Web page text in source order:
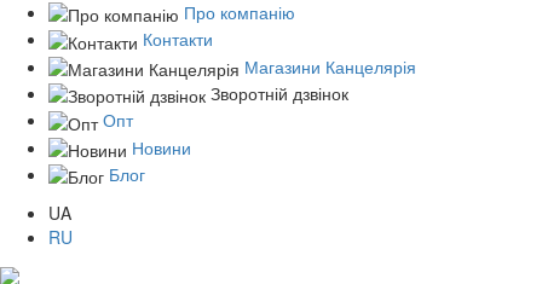
Про компанію
Контакти
Магазини Канцелярія
Зворотній дзвінок
Опт
Новини
Блог
UA
RU